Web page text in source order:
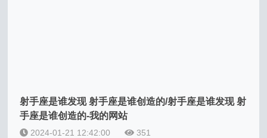
射手座是谁发现 射手座是谁创造的/射手座是谁发现 射
手座是谁创造的-我的网站
2024-01-21 12:42:00 351